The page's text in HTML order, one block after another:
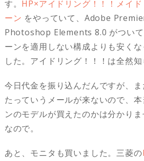
す。 HP×アイドリング！！！メイ
ーン をやっていて、Adobe
Photoshop Elements 8.0 がつい
ーンを適用しない構成よりも安く
した。アイドリング！！！は全然知
今日代金を振り込んだんですが、
たっていうメールが来ないので、
ンのモデルが買えたのかは分かり
なので。
あと、モニタも買いました。三菱の